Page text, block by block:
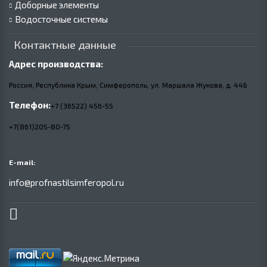
Доборные элементы
Водосточные системы
Контактные данные
Адрес производства:
Россия, Республика Крым, Симферополь, ул. Маршала Жукова, д. 44Б
Телефон:+7 (36522) 456-55
+7(861)205-80-75
E-mail:
info@profnastilsimferopol.ru